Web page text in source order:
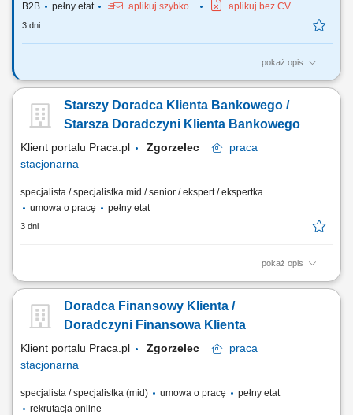
B2B
pełny etat aplikuj szybko aplikuj bez CV
3 dni
pokaż opis
Opis stanowiska Pozyskiwanie klientów biznesowych oraz sprzedaż
rachunki bankowe, faktoring i inne rozwiązania finansowe. Rozwój w
kierunku multidoradcy poprzez poszerzanie oferty produktowej dla
Starszy Doradca Klienta Bankowego /
Starsza Doradczyni Klienta Bankowego
Klient portalu Praca.pl Zgorzelec
praca
stacjonarna
specjalista / specjalistka mid / senior / ekspert / ekspertka
umowa o pracę
pełny etat
3 dni
pokaż opis
Analiza potrzeb finansowych klientów indywidualnych oraz sektora MŚP
nowych klientów oraz budowanie długoterminowych relacji
biznesowych; Sprzedaż produktów i usług bankowych, w tym funduszy
Doradca Finansowy Klienta /
Doradczyni Finansowa Klienta
Klient portalu Praca.pl Zgorzelec
praca
stacjonarna
specjalista / specjalistka (mid) umowa o pracę
pełny etat
rekrutacja online